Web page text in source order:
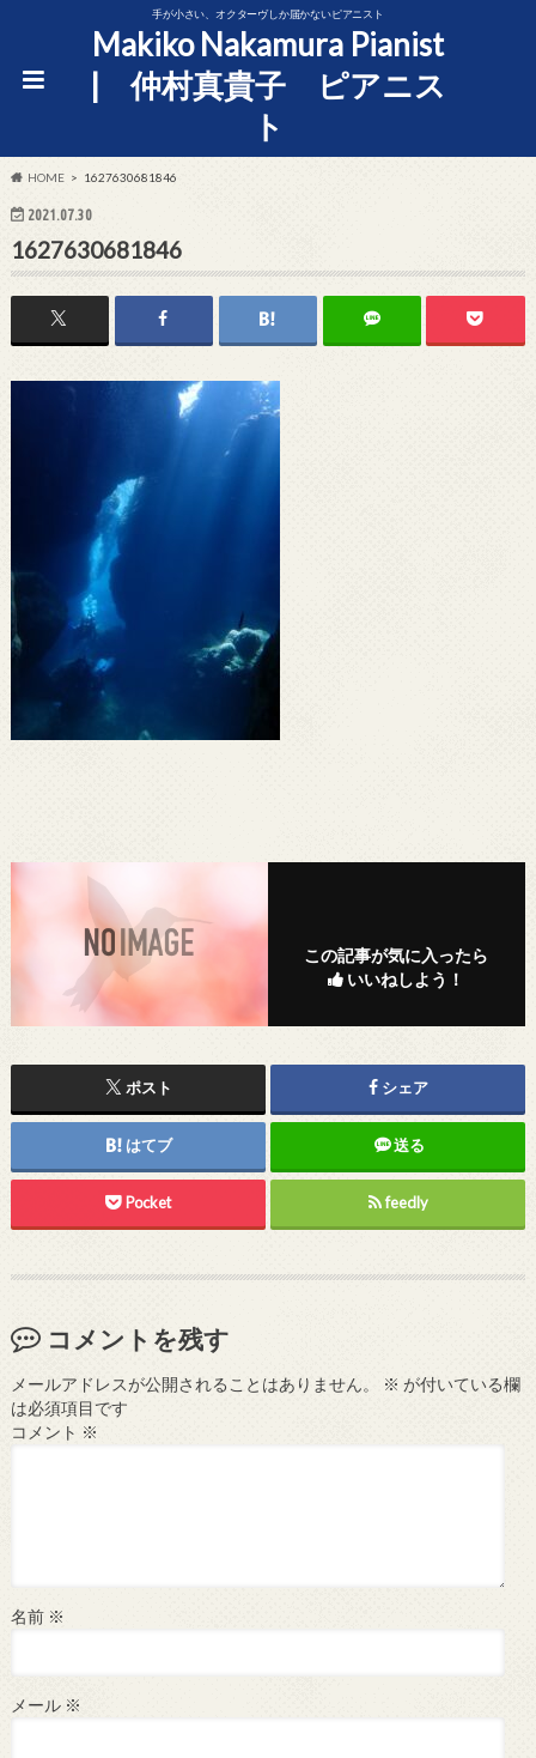
手が小さい、オクターヴしか届かないピアニスト
Makiko Nakamura Pianist
| 仲村真貴子 ピアニス
ト
HOME 1627630681846
2021.07.30
1627630681846
この記事が気に入ったら
いいねしよう！
ポスト シェア
はてブ 送る
Pocket feedly
コメントを残す
メールアドレスが公開されることはありません。 ※ が付いている欄
は必須項目です
コメント ※
名前 ※
メール ※